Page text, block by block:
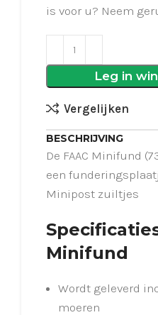
is voor u? Neem
Leg in
Vergelijken
BESCHRIJVING
De FAAC Minifund
een
Minipost zuiltjes
Minifund
Wordt geleverd
moeren